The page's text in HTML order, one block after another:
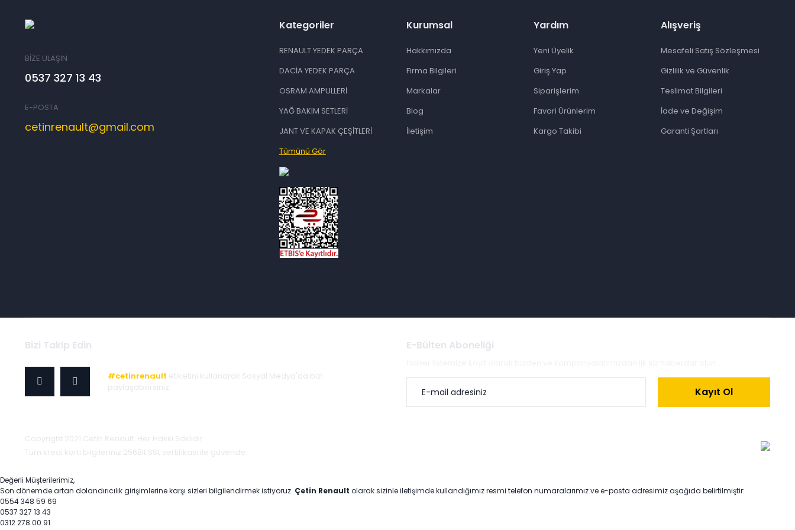
BİZE ULAŞIN
0537 327 13 43
E-POSTA
cetinrenault@gmail.com
Kategoriler
RENAULT YEDEK PARÇA
DACİA YEDEK PARÇA
OSRAM AMPULLERİ
YAĞ BAKIM SETLERİ
JANT VE KAPAK ÇEŞİTLERİ
Tümünü Gör
Kurumsal
Hakkımızda
Firma Bilgileri
Markalar
Blog
İletişim
Yardım
Yeni Üyelik
Giriş Yap
Siparişlerim
Favori Ürünlerim
Kargo Takibi
Alışveriş
Mesafeli Satış Sözleşmesi
Gizlilik ve Güvenlik
Teslimat Bilgileri
İade ve Değişim
Garanti Şartları
Bizi Takip Edin
#cetinrenault etiketini kullanarak Sosyal Medya'da bizi
paylaşabilirsiniz.
E-Bülten Aboneliği
Kayıt Ol
Copyright 2021 Cetin Renault. Her Hakkı Saklıdır.
Tüm kredi kartı bilgileriniz 256Bit SSL sertifikası ile güvende.
Değerli Müşterilerimiz,
Son dönemde artan dolandırıcılık girişimlerine karşı sizleri bilgilendirmek istiyoruz. Çetin Renault olarak sizinle iletişimde kullandığımız resmi telefon numaralarımız ve e-posta adresimiz aşağıda belirtilmiştir:
0554 348 59 69
0537 327 13 43
0312 278 00 91